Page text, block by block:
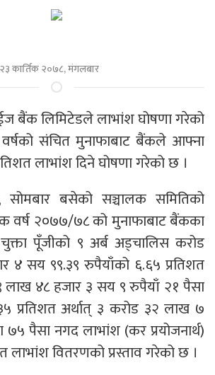
२३ कार्तिक २०७८, मंगलबार
बैंक लिमिटेडले लाभांश घोषणा गरेको
संचित मुनाफाबाट बैंकले आफ्ना
लाभांश दिने घोषणा गरेको छ ।
बसेको सञ्चालक समितिको
२०७७/७८ को मुनाफाबाट बैंकका
पूँजीको ९ अर्ब अड्चालिस करोड
४ सय ९९.३९ रुपैयाँको ६.६५ प्रतिशत
लाख ४८ हजार ३ सय ९ रुपैयाँ २१ पैसा
प्रतिशत अर्थात् ३ करोड ३२ लाख ७
पैसा नगद लाभांश (कर प्रयोजनार्थ)
लाभांश वितरणको प्रस्ताव गरेको छ ।